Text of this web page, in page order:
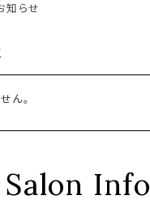
知らせ
ん。
Salon Info